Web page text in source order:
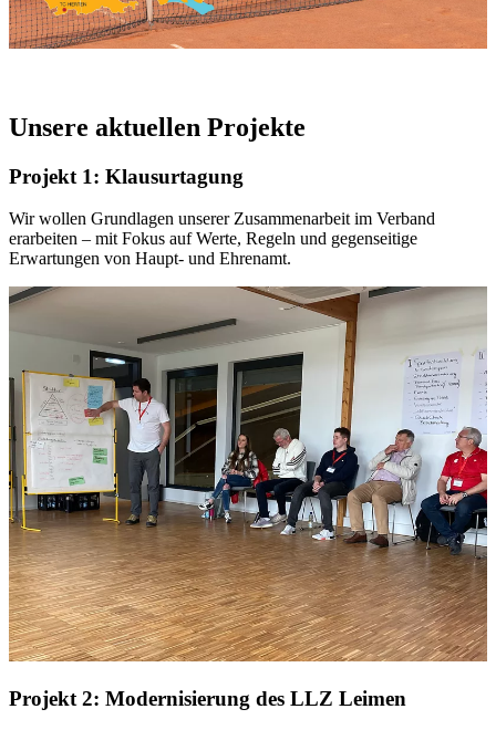
Unsere aktuellen Projekte
Projekt 1: Klausurtagung
Wir wollen Grundlagen unserer Zusammenarbeit im Verband
erarbeiten – mit Fokus auf Werte, Regeln und gegenseitige
Erwartungen von Haupt- und Ehrenamt.
Projekt 2: Modernisierung des LLZ Leimen